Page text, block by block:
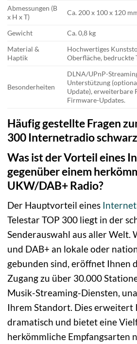
Abmessungen (B
x H x T)
Ca. 200 x 100 x 120
Gewicht
Ca. 0,8 kg
Material &
Haptik
Hochwertiges
Oberfläche, bedruckte
Besonderheiten
DLNA/UPnP-
Unterstützung
Update), erweiterbare
Firmware-Updates.
Häufig gestellte Fragen
300 Internetradio schwarz
Was ist der Vorteil eines
gegenüber einem
UKW/DAB+ Radio?
Der Hauptvorteil eines
Telestar TOP 300 liegt in der
Senderauswahl aus aller Welt.
und DAB+ an lokale oder
gebunden sind, eröffnet Ihnen
Zugang zu über 30.000
Musik-Streaming-Diensten,
Ihrem Standort. Dies
dramatisch und bietet eine
herkömmliche Empfangsarten